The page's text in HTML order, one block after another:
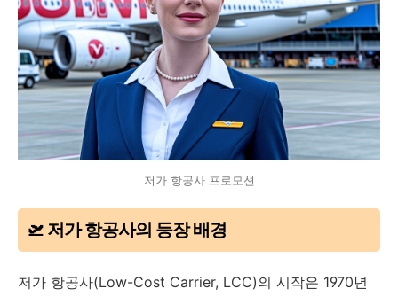
저가 항공사 프로모션
🛫 저가 항공사의 등장 배경
저가 항공사(Low-Cost Carrier, LCC)의 시작은 1970년